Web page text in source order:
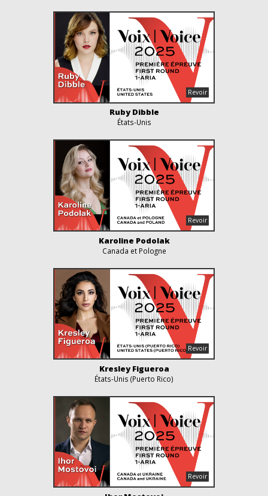
Ruby Dibble
États-Unis
Karoline Podolak
Canada et Pologne
Kresley Figueroa
États-Unis (Puerto Rico)